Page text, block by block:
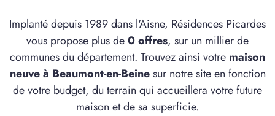
Implanté depuis 1989 dans l'Aisne, Résidences Picardes
vous propose plus de0 offres, sur un millier de
communes du département. Trouvez ainsi votre maison
neuve à Beaumont-en-Beinesur notre site en fonction
de votre budget, du terrain qui accueillera votre future
maison et de sa superficie.